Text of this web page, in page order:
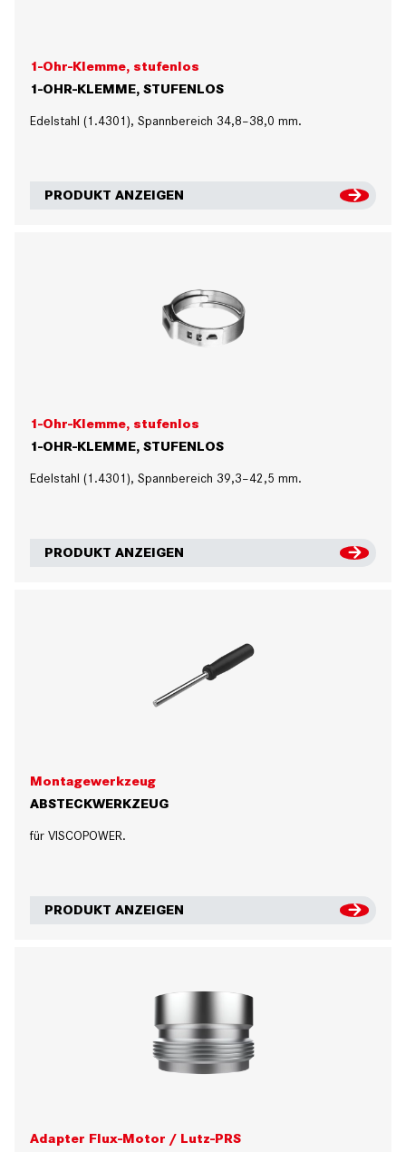
1-Ohr-Klemme, stufenlos
1-OHR-KLEMME, STUFENLOS
Edelstahl (1.4301), Spannbereich 34,8–38,0 mm.
PRODUKT ANZEIGEN
1-Ohr-Klemme, stufenlos
1-OHR-KLEMME, STUFENLOS
Edelstahl (1.4301), Spannbereich 39,3–42,5 mm.
PRODUKT ANZEIGEN
Montagewerkzeug
ABSTECKWERKZEUG
für VISCOPOWER.
PRODUKT ANZEIGEN
Adapter Flux-Motor / Lutz-PRS